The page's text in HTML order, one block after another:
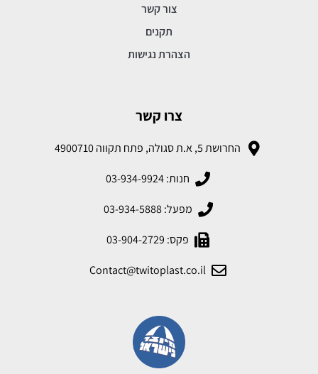
צור קשר
תקנים
הצהרת נגישות
צרו קשר
החרושת 5, א.ת סגולה, פתח תקווה 4900710
חנות: 03-934-9924
מפעל: 03-934-5888
פקס: 03-904-2729
Contact@twitoplast.co.il